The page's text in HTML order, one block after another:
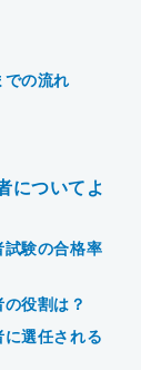
での流れ
についてよ
試験の合格率
役割は？
選任される